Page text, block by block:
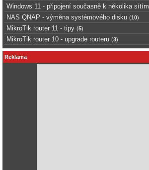
Windows 11 - připojení současně k několika sítím
NAS QNAP - výměna systémového disku (10)
MikroTik router 11 - tipy (5)
MikroTik router 10 - upgrade routeru (3)
Reklama